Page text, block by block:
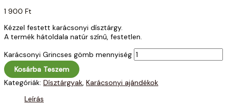
1 900 Ft
Kézzel festett karácsonyi dísztárgy.
A termék hátoldala natúr színű, festetlen.
Karácsonyi Grincses gömb mennyiség
Kosárba Teszem
Kategóriák: Dísztárgyak, Karácsonyi ajándékok
Leírás